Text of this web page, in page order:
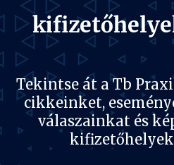
Tekintse át a Tb
cikkeinket,
válaszainkat és